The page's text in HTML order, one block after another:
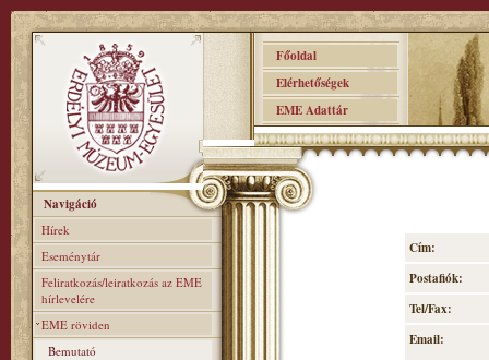
Főoldal
Elérhetőségek
EME Adattár
Navigáció
Hírek
Eseménytár
Feliratkozás/leiratkozás az EME
hírlevelére
EME röviden
Bemutató
Cím:
Postafiók:
Tel/Fax:
Email: